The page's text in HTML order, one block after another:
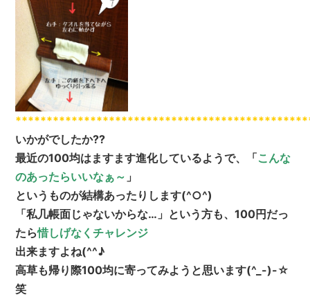
いかがでしたか??
最近の100均はますます進化しているようで、「こんな
のあったらいいなぁ～ 」
というものが結構あったりします(^○^)
「私几帳面じゃないからな…」という方も、100円だっ
たら惜しげなくチャレンジ
出来ますよね(^^♪
高草も帰り際100均に寄ってみようと思います(^_-)-☆
笑